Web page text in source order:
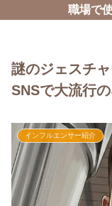
職場で
謎のジェスチ
SNSで大流行
インフルエンサー紹介